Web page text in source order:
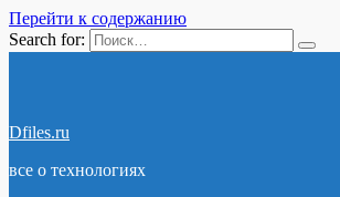
Перейти к содержанию
Search for:
Dfiles.ru
все о технологиях